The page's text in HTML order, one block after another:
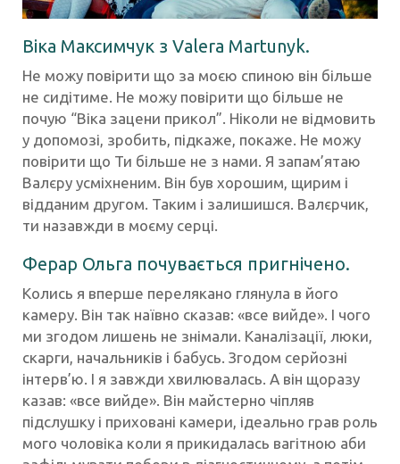
Віка Максимчук з Valera Martunyk.
Не можу повірити що за моєю спиною він більше
не сидітиме. Не можу повірити що більше не
почую “Віка зацени прикол”. Ніколи не відмовить
у допомозі, зробить, підкаже, покаже. Не можу
повірити що Ти більше не з нами. Я запам’ятаю
Валєру усміхненим. Він був хорошим, щирим і
відданим другом. Таким і залишишся. Валєрчик,
ти назавжди в моєму серці.
Ферар Ольга почувається пригнічено.
Колись я вперше перелякано глянула в його
камеру. Він так наївно сказав: «все вийде». І чого
ми згодом лишень не знімали. Каналізації, люки,
скарги, начальників і бабусь. Згодом серйозні
інтерв’ю. І я завжди хвилювалась. А він щоразу
казав: «все вийде». Він майстерно чіпляв
підслушку і приховані камери, ідеально грав роль
мого чоловіка коли я прикидалась вагітною аби